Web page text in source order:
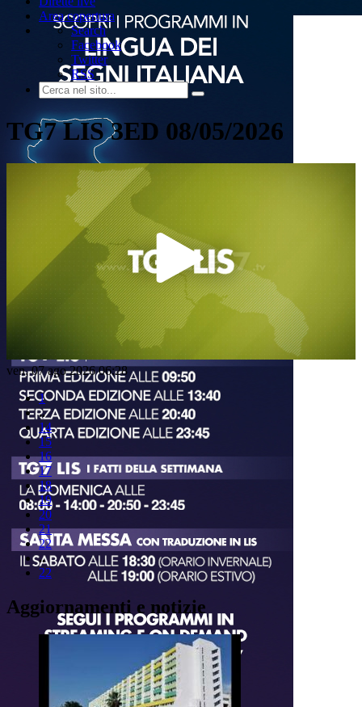
Area copertura
Search
Facebook
Twitter
RSS
TG7 LIS 3ED 08/05/2026
Play
Video
ven, 07 ago 2026 06:28
1
..
14
15
16
17
18
19
20
21
22
..
22
Aggiornamenti e notizie